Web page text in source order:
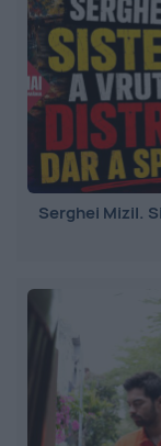
Serghei Mizil.